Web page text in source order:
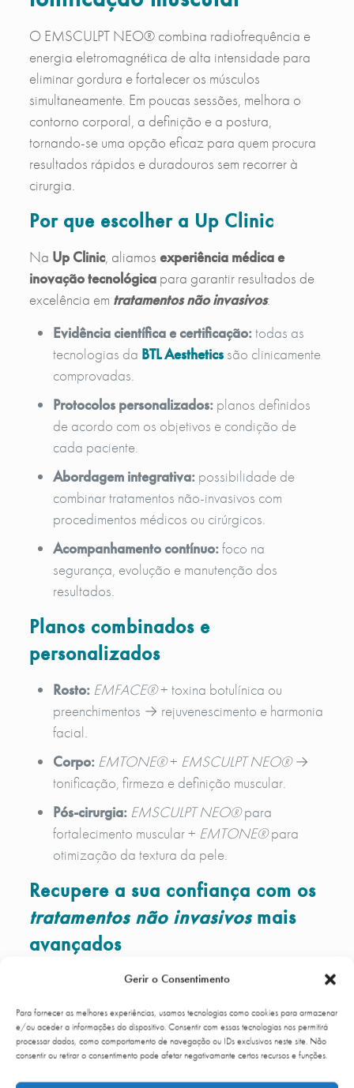
Gerir o Consentimento
Para fornecer as melhores experiências, usamos tecnologias como cookies para armazenar
e/ou aceder a informações do dispositivo. Consentir com essas tecnologias nos permitirá
processar dados, como comportamento de navegação ou IDs exclusivos neste site. Não
consentir ou retirar o consentimento pode afetar negativamante certos recursos e funções.
O EMSCULPT NEO® combina radiofrequência e
energia eletromagnética de alta intensidade para
eliminar gordura e fortalecer os músculos
simultaneamente. Em poucas sessões, melhora o
contorno corporal, a definição e a postura,
tornando-se uma opção eficaz para quem procura
resultados rápidos e duradouros sem recorrer à
cirurgia.
Por que escolher a Up Clinic
Na Up Clinic, aliamos experiência médica e
inovação tecnológicapara garantir resultados de
excelência em tratamentos não invasivos:
Evidência científica e certificação:todas as
tecnologias da BTL Aestheticssão clinicamente
comprovadas.
Protocolos personalizados:planos definidos
de acordo com os objetivos e condição de
cada paciente.
Abordagem integrativa:possibilidade de
combinar tratamentos não-invasivos com
procedimentos médicos ou cirúrgicos.
Acompanhamento contínuo:foco na
segurança, evolução e manutenção dos
resultados.
Planos combinados e
personalizados
Rosto: EMFACE®+ toxina botulínica ou
preenchimentos → rejuvenescimento e harmonia
facial.
Corpo: EMTONE®+ EMSCULPT NEO®→
tonificação, firmeza e definição muscular.
Pós-cirurgia: EMSCULPT NEO®para
fortalecimento muscular + EMTONE®para
otimização da textura da pele.
Recupere a sua confiança com os
tratamentos não invasivosmais
avançados
Se procura resultados visíveis, naturais e sem tempo
Agende a sua consulta de avaliação personalizada
e descubra qual destas tecnologias — EMFACE®,
EMTONE® ou EMSCULPT NEO® — é a mais